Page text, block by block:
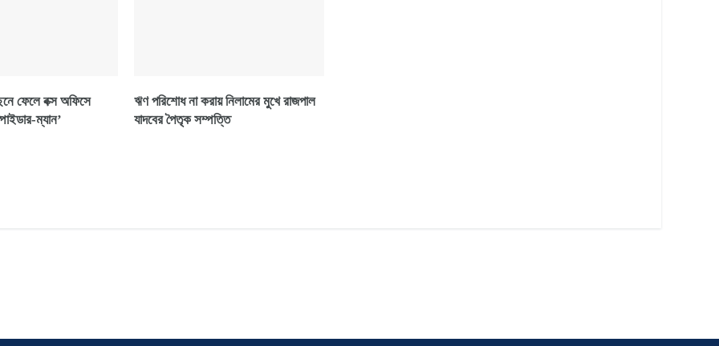
ফেলে বক্স অফিসে
ম্যান’
ঋণ পরিশোধ না করায় নিলামের মুখে রাজপাল
যাদবের পৈতৃক সম্পত্তি